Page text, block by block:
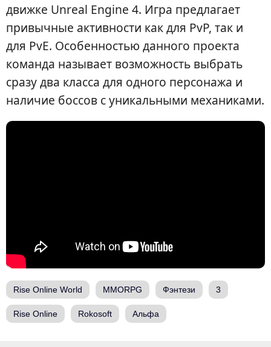
движке Unreal Engine 4. Игра предлагает
привычные активности как для PvP, так и
для PvE. Особенностью данного проекта
команда называет возможность выбрать
сразу два класса для одного персонажа и
наличие боссов с уникальными механиками.
Rise Online World MMORPG Фэнтези 3
Rise Online Rokosoft Альфа